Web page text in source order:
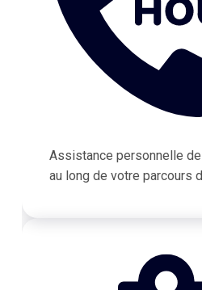
Assistance personnelle
au long de votre parcours